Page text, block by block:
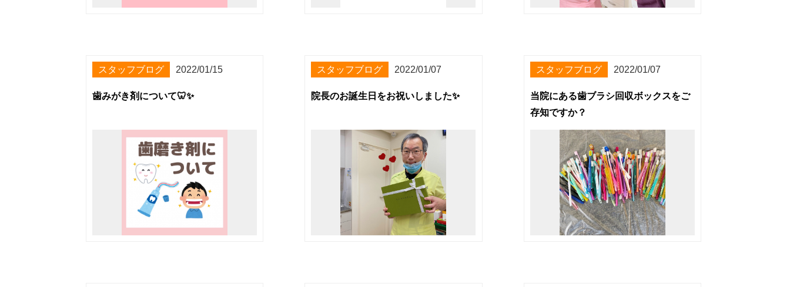
スタッフブログ 2022/01/15
歯みがき剤について🦷✨
スタッフブログ 2022/01/07
院長のお誕生日をお祝いしました✨
スタッフブログ 2022/01/07
当院にある歯ブラシ回収ボックスをご
存知ですか？